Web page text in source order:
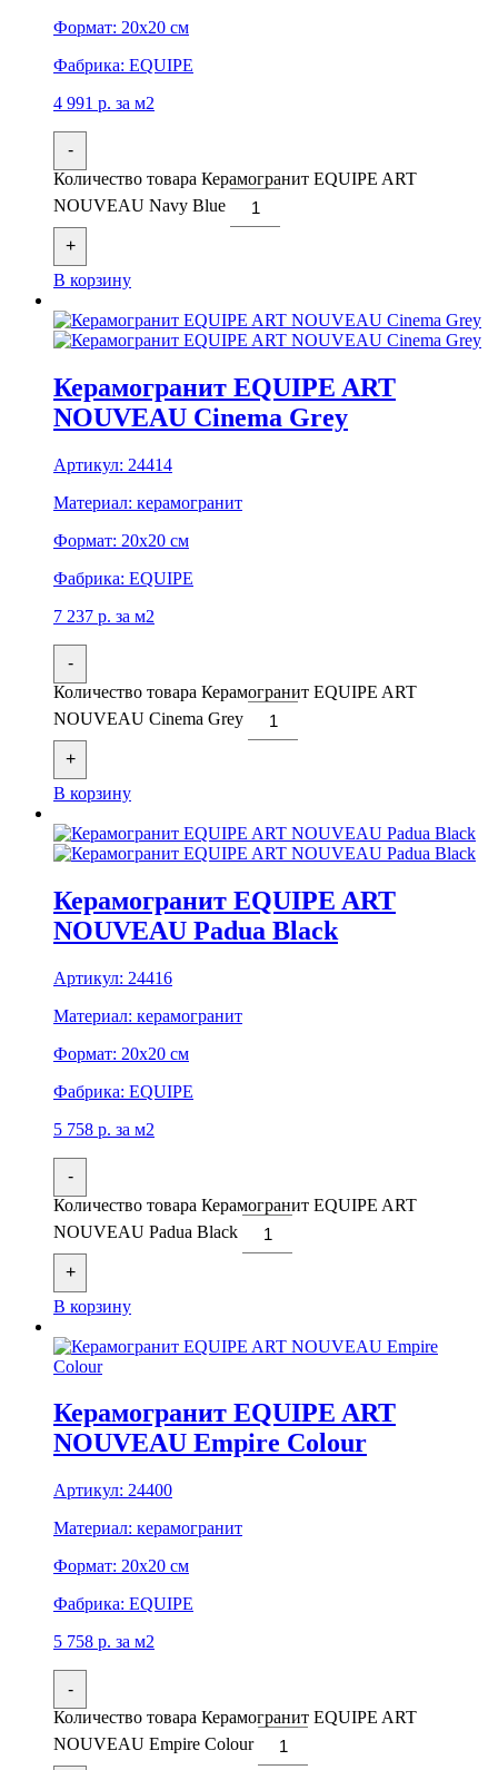
Формат: 20x20 см
Фабрика: EQUIPE
4 991 р. за м2
-
Количество товара Керамогранит EQUIPE ART
NOUVEAU Navy Blue
+
В корзину
Керамогранит EQUIPE ART
NOUVEAU Cinema Grey
Артикул: 24414
Материал: керамогранит
Формат: 20x20 см
Фабрика: EQUIPE
7 237 р. за м2
-
Количество товара Керамогранит EQUIPE ART
NOUVEAU Cinema Grey
+
В корзину
Керамогранит EQUIPE ART
NOUVEAU Padua Black
Артикул: 24416
Материал: керамогранит
Формат: 20x20 см
Фабрика: EQUIPE
5 758 р. за м2
-
Количество товара Керамогранит EQUIPE ART
NOUVEAU Padua Black
+
В корзину
Керамогранит EQUIPE ART
NOUVEAU Empire Colour
Артикул: 24400
Материал: керамогранит
Формат: 20x20 см
Фабрика: EQUIPE
5 758 р. за м2
-
Количество товара Керамогранит EQUIPE ART
NOUVEAU Empire Colour